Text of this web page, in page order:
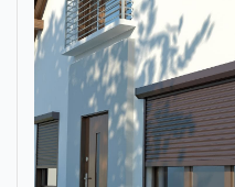
Sicherheitsgitter